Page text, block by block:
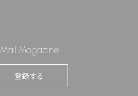
Mail Magazine
登録する